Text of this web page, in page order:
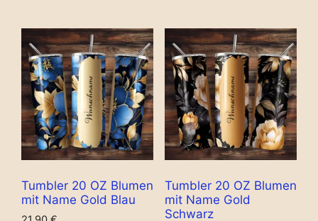
Tumbler 20 OZ Blumen
mit Name Gold Blau
Tumbler 20 OZ Blumen
mit Name Gold
Schwarz